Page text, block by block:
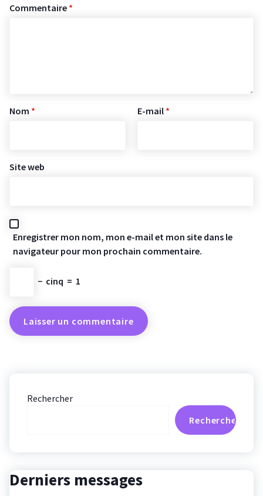
Commentaire *
Nom * E-mail *
Site web
Enregistrer mon nom, mon e-mail et mon site dans le
navigateur pour mon prochain commentaire.
− cinq = 1
Rechercher
Rechercher
Derniers messages